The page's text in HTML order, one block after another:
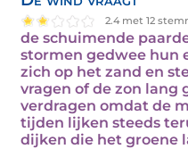
2.4 met 12
de schuimende
stormen gedwee hun
zich op het zand en
vragen of de zon lang
verdragen omdat de
tijden lijken steeds
dijken die het groene